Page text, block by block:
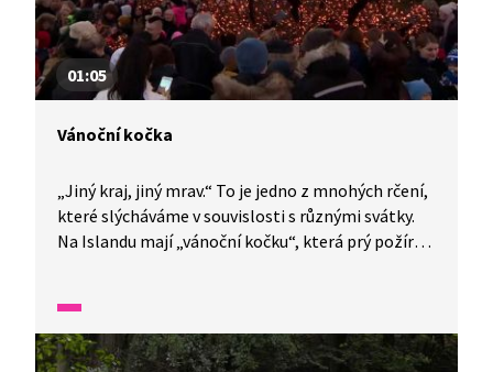
01:05
Vánoční kočka
„Jiný kraj, jiný mrav.“ To je jedno z mnohých rčení,
které slýcháváme v souvislosti s různými svátky.
Na Islandu mají „vánoční kočku“, která prý požírá